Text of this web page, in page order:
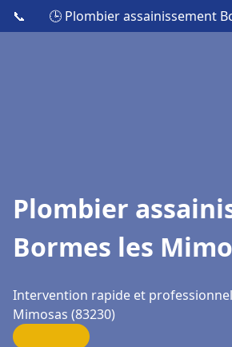
📞 🕒 Plombier assainissement
Plombier
Bormes les
Intervention rapide et
Mimosas (83230)